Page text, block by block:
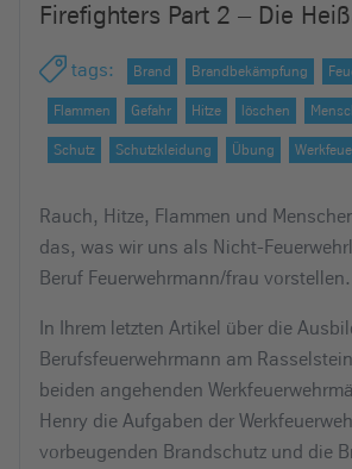
Firefighters Part 2 – Die
tags: Brand Brandbekämpfung
Flammen Gefahr Hitze löschen
Schutz Schutzkleidung Übung
Rauch, Hitze, Flammen und
das, was wir uns als Nicht-
Beruf Feuerwehrmann/frau vorstellen.
In Ihrem letzten Artikel über die
Berufsfeuerwehrmann am
beiden angehenden
Henry die Aufgaben der
vorbeugenden Brandschutz und die